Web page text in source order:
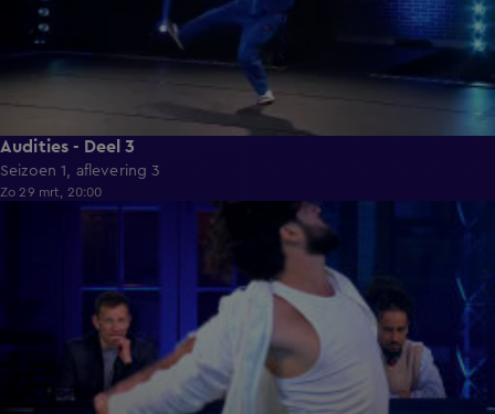
Audities - Deel 3
Seizoen 1, aflevering 3
Zo 29 mrt, 20:00